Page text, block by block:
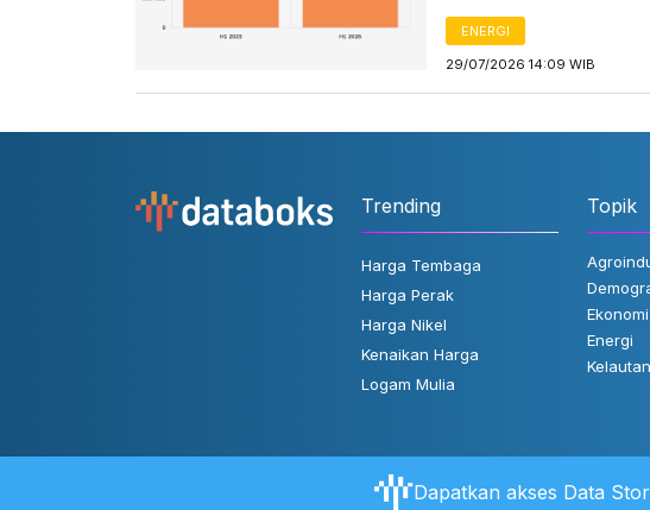
ENERGI
29/07/2026 14:09 WIB
Trending
Harga Tembaga
Harga Perak
Harga Nikel
Kenaikan Harga
Logam Mulia
Topik
Energi
Kelautan
Aturan Pengguna FAQ Hubungi Kami
Dapatkan akses Data